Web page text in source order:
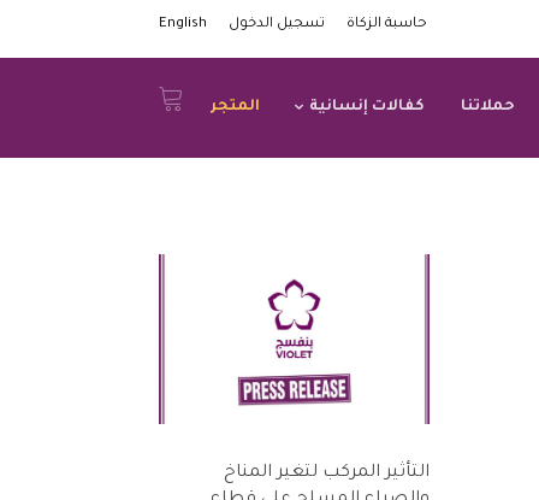
حاسبة الزكاة تسجيل الدخول English
حملاتنا كفالات إنسانية المتجر
التأثير المركب لتغير المناخ